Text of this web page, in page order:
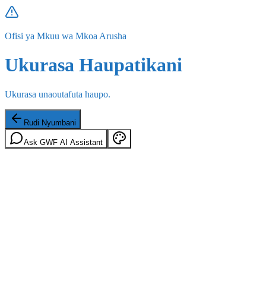
Ofisi ya Mkuu wa Mkoa Arusha
Ukurasa Haupatikani
Ukurasa unaoutafuta haupo.
Rudi Nyumbani
Ask GWF AI Assistant